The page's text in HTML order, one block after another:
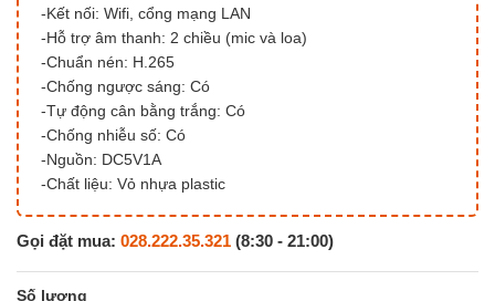
-Kết nối: Wifi, cổng mạng LAN
-Hỗ trợ âm thanh: 2 chiều (mic và loa)
-Chuẩn nén: H.265
-Chống ngược sáng: Có
-Tự động cân bằng trắng: Có
-Chống nhiễu số: Có
-Nguồn: DC5V1A
-Chất liệu: Vỏ nhựa plastic
Gọi đặt mua: 028.222.35.321 (8:30 - 21:00)